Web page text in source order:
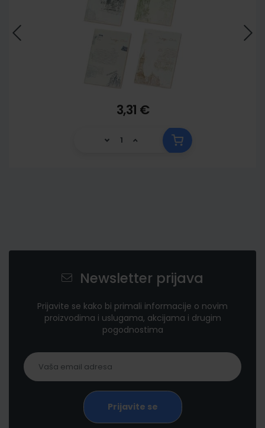
3,31 €
Newsletter prijava
Prijavite se kako bi primali informacije o novim
proizvodima i uslugama, akcijama i drugim
pogodnostima